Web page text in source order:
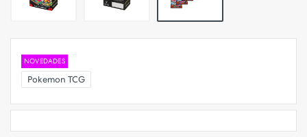
NOVEDADES
Pokemon TCG